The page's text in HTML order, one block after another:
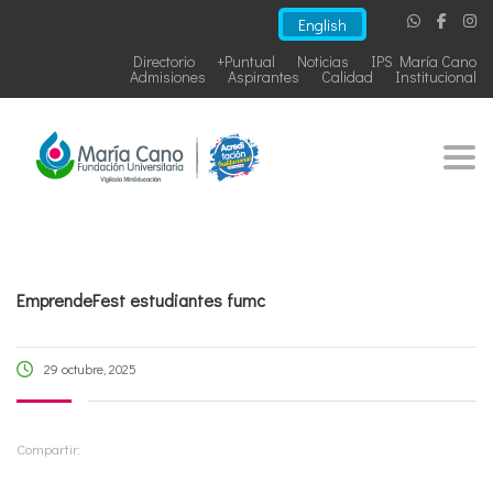
English
IPS María Cano
Noticias
+Puntual
Directorio
Institucional
Calidad
Aspirantes
Admisiones
EmprendeFest estudiantes fumc
29 octubre, 2025
Compartir: